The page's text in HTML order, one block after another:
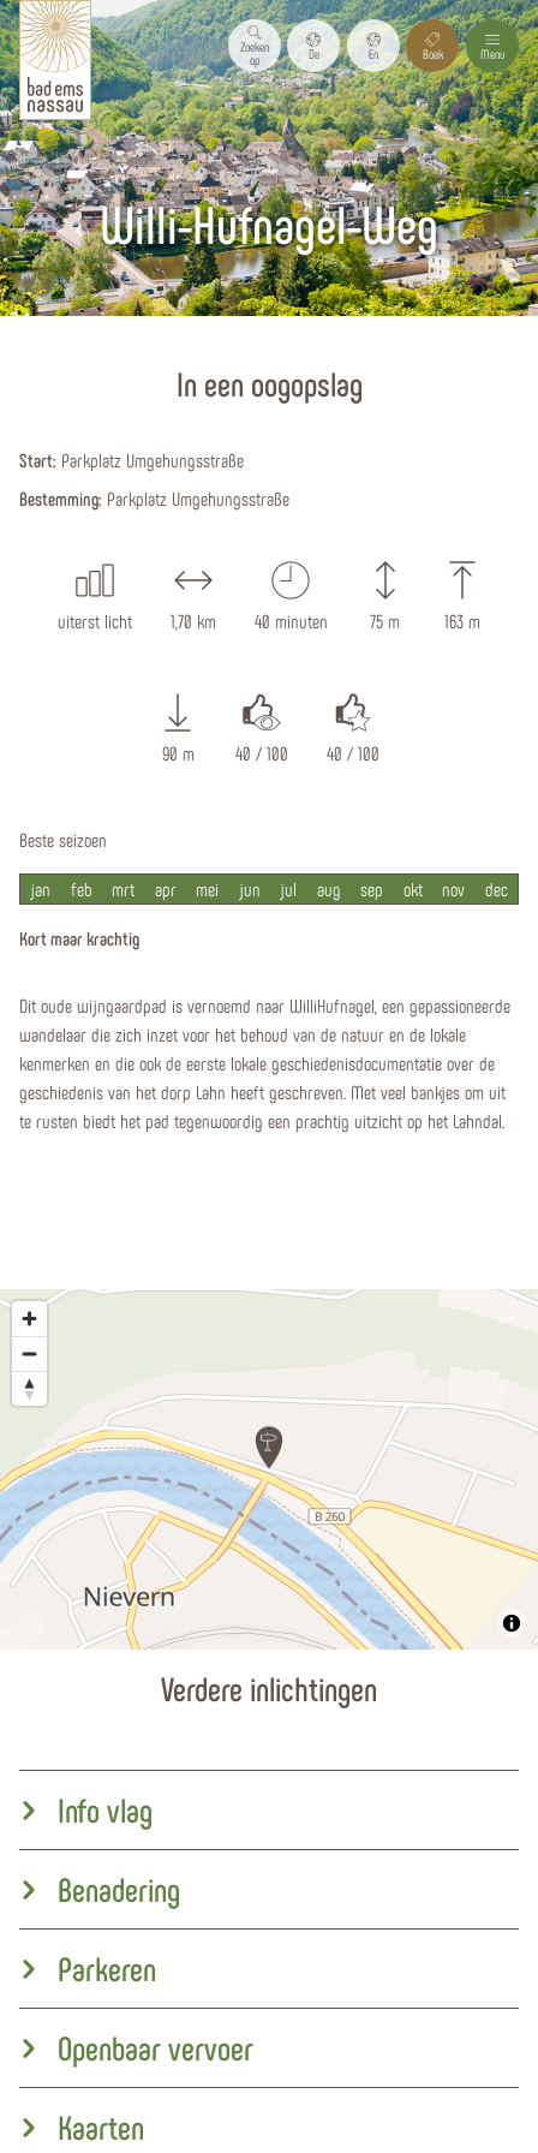
Zoeken
op
De En Boek Menu
Willi-Hufnagel-Weg
In een oogopslag
Start: Parkplatz Umgehungsstraße
Bestemming: Parkplatz Umgehungsstraße
uiterst licht 1,70 km 40 minuten 75 m 163 m
90 m 40 / 100 40 / 100
Beste seizoen
jan feb mrt apr mei jun jul aug sep okt nov dec
Kort maar krachtig
Dit oude wijngaardpad is vernoemd naar WilliHufnagel, een gepassioneerde
wandelaar die zich inzet voor het behoud van de natuur en de lokale
kenmerken en die ook de eerste lokale geschiedenisdocumentatie over de
geschiedenis van het dorp Lahn heeft geschreven. Met veel bankjes om uit
te rusten biedt het pad tegenwoordig een prachtig uitzicht op het Lahndal.
Verdere inlichtingen
Info vlag
Benadering
Parkeren
Openbaar vervoer
Kaarten